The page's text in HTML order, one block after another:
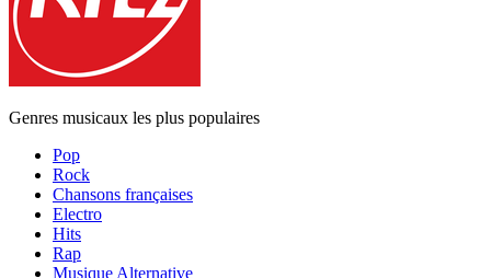
Genres musicaux les plus populaires
Pop
Rock
Chansons françaises
Electro
Hits
Rap
Musique Alternative